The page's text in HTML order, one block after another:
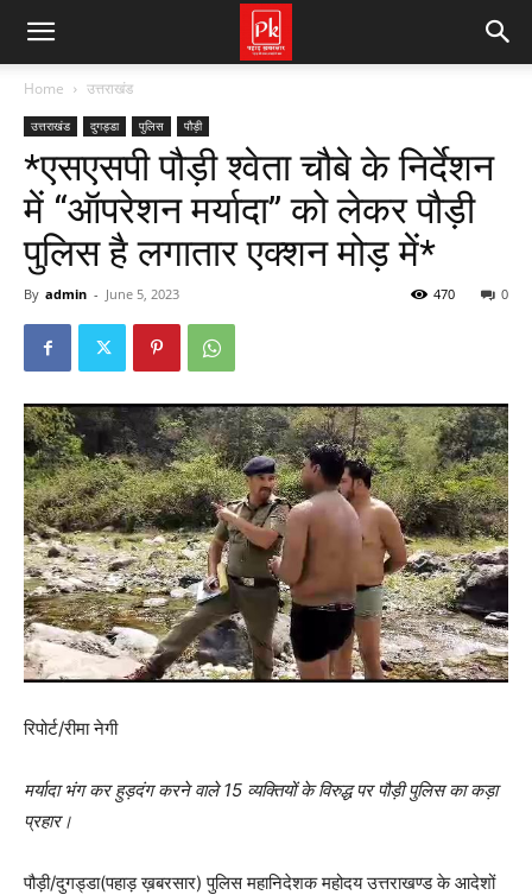
Home उत्तराखंड
उत्तराखंड दुगड्डा पुलिस पौड़ी
*एसएसपी पौड़ी श्वेता चौबे के निर्देशन
में “ऑपरेशन मर्यादा” को लेकर पौड़ी
पुलिस है लगातार एक्शन मोड़ में*
By admin - June 5, 2023 0
470
रिपोर्ट/रीमा नेगी
मर्यादा भंग कर हुड़दंग करने वाले 15 व्यक्तियों के विरुद्ध पर पौड़ी पुलिस का कड़ा
प्रहार।
पौड़ी/दुगड्डा(पहाड़ ख़बरसार) पुलिस महानिदेशक महोदय उत्तराखण्ड के आदेशों